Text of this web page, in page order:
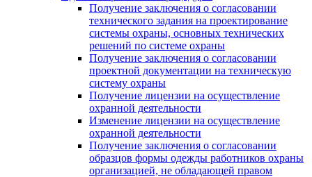
Получение заключения о согласовании
технического задания на проектирование
системы охраны, основных технических
решений по системе охраны
Получение заключения о согласовании
проектной документации на техническую
систему охраны
Получение лицензии на осуществление
охранной деятельности
Изменение лицензии на осуществление
охранной деятельности
Получение заключения о согласовании
образцов формы одежды работников охраны
организацией, не обладающей правом